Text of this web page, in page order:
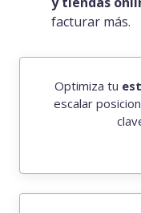
facturar más.
Optimiza tu
escalar